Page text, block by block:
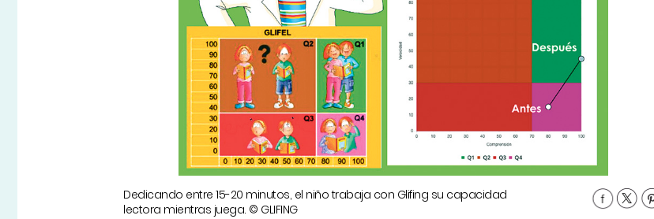
Dedicando entre 15-20 minutos, el niño trabaja con Glifing su capacidad
lectora mientras juega. © GLIFING